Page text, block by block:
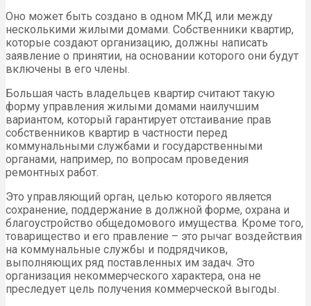
Оно может быть создано в одном МКД или между
несколькими жилыми домами. Собственники квартир,
которые создают организацию, должны написать
заявление о принятии, на основании которого они будут
включены в его члены.
Большая часть владельцев квартир считают такую
форму управления жилыми домами наилучшим
вариантом, который гарантирует отстаивание прав
собственников квартир в частности перед
коммунальными службами и государственными
органами, например, по вопросам проведения
ремонтных работ.
Это управляющий орган, целью которого является
сохранение, поддержание в должной форме, охрана и
благоустройство общедомового имущества. Кроме того,
товарищество и его правление – это рычаг воздействия
на коммунальные службы и подрядчиков,
выполняющих ряд поставленных им задач. Это
организация некоммерческого характера, она не
преследует цель получения коммерческой выгоды.